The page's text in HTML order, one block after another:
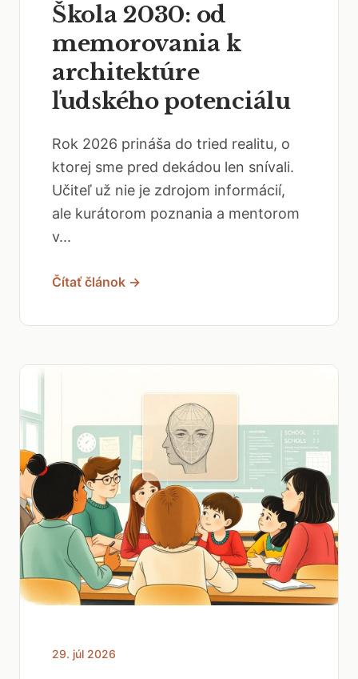
Škola 2030: od
memorovania k
architektúre
ľudského potenciálu
Rok 2026 prináša do tried realitu, o
ktorej sme pred dekádou len snívali.
Učiteľ už nie je zdrojom informácií,
ale kurátorom poznania a mentorom
v...
Čítať článok →
29. júl 2026